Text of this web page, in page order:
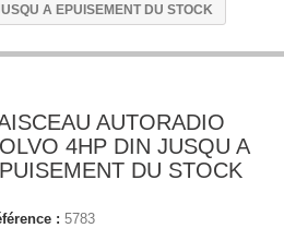
A EPUISEMENT DU STOCK
AUTORADIO
4HP DIN JUSQU A
DU STOCK
: 5783